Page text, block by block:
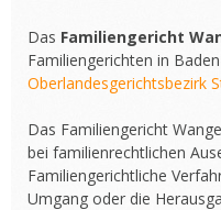
Das Familiengericht
Familiengerichten in
Oberlandesgerichtsbezirk
Das Familiengericht
bei familienrechtlichen
Familiengerichtliche
Umgang oder die